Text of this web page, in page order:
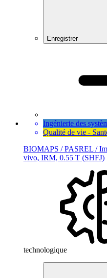
Enregistrer
Ingénierie des
Qualité de vie -
BIOMAPS / PASREL /
vivo, IRM, 0.55 T (SHFJ)
technologique